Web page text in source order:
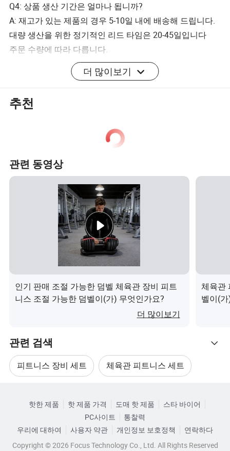
Q4: 상품 생산 기간은 얼마나 됩니까?
A: 재고가 있는 제품의 경우 5-10일 내에 배송해 드립니다.
대량 생산을 위한 정기적인 리드 타임은 20-45일입니다
주문 수량에 따라 다릅니다.
Q5: 주문 및 결제 방법
나 Alibaba의 "주문 시작" 버튼을 누를 수 있습니다.
Q6: 지불 기간은 어떻게 됩니까? 어떻게 결제해야 합니까?
A: TT/LC/Trade Assurance 결제를 수락합니다.
Q7: 얼마나 오래 제품을 받을 수 있습니까?
A: 항공 운송의 경우 3-10일 정도 걸립니다. 해상 배송의 경
우, 보통 목적지 항구에 따라 15-45일이 걸립니다.
더 많이보기
추천
관련 동영상
인기 판매 조절 가능한 덤벨 체육관 장비 피트
니스 조절 가능한 덤벨이(가) 무엇인가요?
더 많이보기
체육관
벨이(
관련 검색
피트니스 장비 세트 체육관 피트니스 세트
피트니스 훈련 보디빌딩 덤벨 세트 체육관
카테고리로 찾아보기
핫한 제품 핫 제품 가격 도매 핫 제품
스타 바이어
PC사이트
통찰력
우리에 대하여
사용자 약관 개인정보 보호정책
연락하다
Copyright © 2026 Focus Technology Co., Ltd. All Rights Reserved